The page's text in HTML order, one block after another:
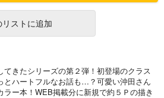
ストに追加
きたシリーズの第２弾！初登場のクラス
とハートフルなお話も…？可愛い沖田さん
ー本！WEB掲載分に新規で約５Ｐの描き